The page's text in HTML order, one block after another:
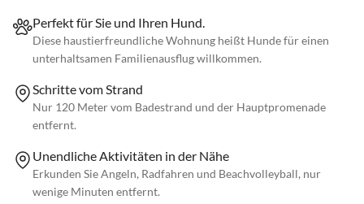
Perfekt für Sie und Ihren Hund.
Diese haustierfreundliche Wohnung heißt Hunde für einen
unterhaltsamen Familienausflug willkommen.
Schritte vom Strand
Nur 120 Meter vom Badestrand und der Hauptpromenade
entfernt.
Unendliche Aktivitäten in der Nähe
Erkunden Sie Angeln, Radfahren und Beachvolleyball, nur
wenige Minuten entfernt.